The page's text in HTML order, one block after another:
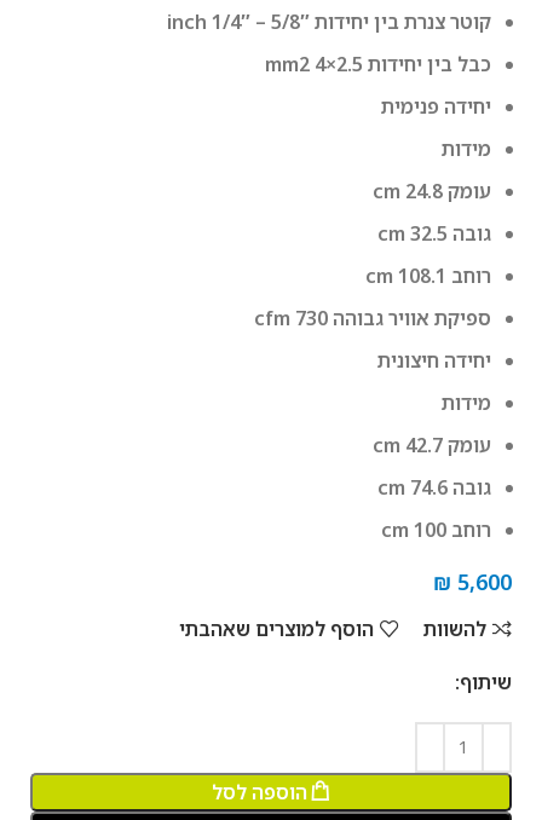
קוטר צנרת בין יחידות inch 1/4″ – 5/8″
כבל בין יחידות mm2 4×2.5
יחידה פנימית
מידות
עומק cm 24.8
גובה cm 32.5
רוחב cm 108.1
ספיקת אוויר גבוהה cfm 730
יחידה חיצונית
מידות
עומק cm 42.7
גובה cm 74.6
רוחב cm 100
₪ 5,600
להשוות
הוסף למוצרים שאהבתי
שיתוף:
הוספה לסל